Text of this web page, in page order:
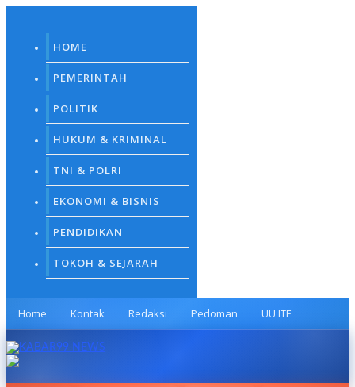
HOME
PEMERINTAH
POLITIK
HUKUM & KRIMINAL
TNI & POLRI
EKONOMI & BISNIS
PENDIDIKAN
TOKOH & SEJARAH
Home Kontak Redaksi Pedoman UU ITE